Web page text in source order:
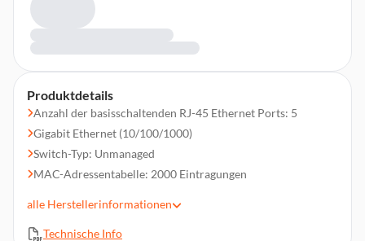
Produktdetails
Anzahl der basisschaltenden RJ-45 Ethernet Ports: 5
Gigabit Ethernet (10/100/1000)
Switch-Typ: Unmanaged
MAC-Adressentabelle: 2000 Eintragungen
802.3u, IEEE 802.3x
alle Herstellerinformationen
Technische Info